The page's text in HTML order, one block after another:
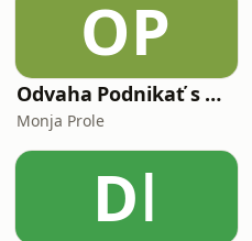
OP
Odvaha Podnikať s Monjou Prole
Monja Prole
Dǀ